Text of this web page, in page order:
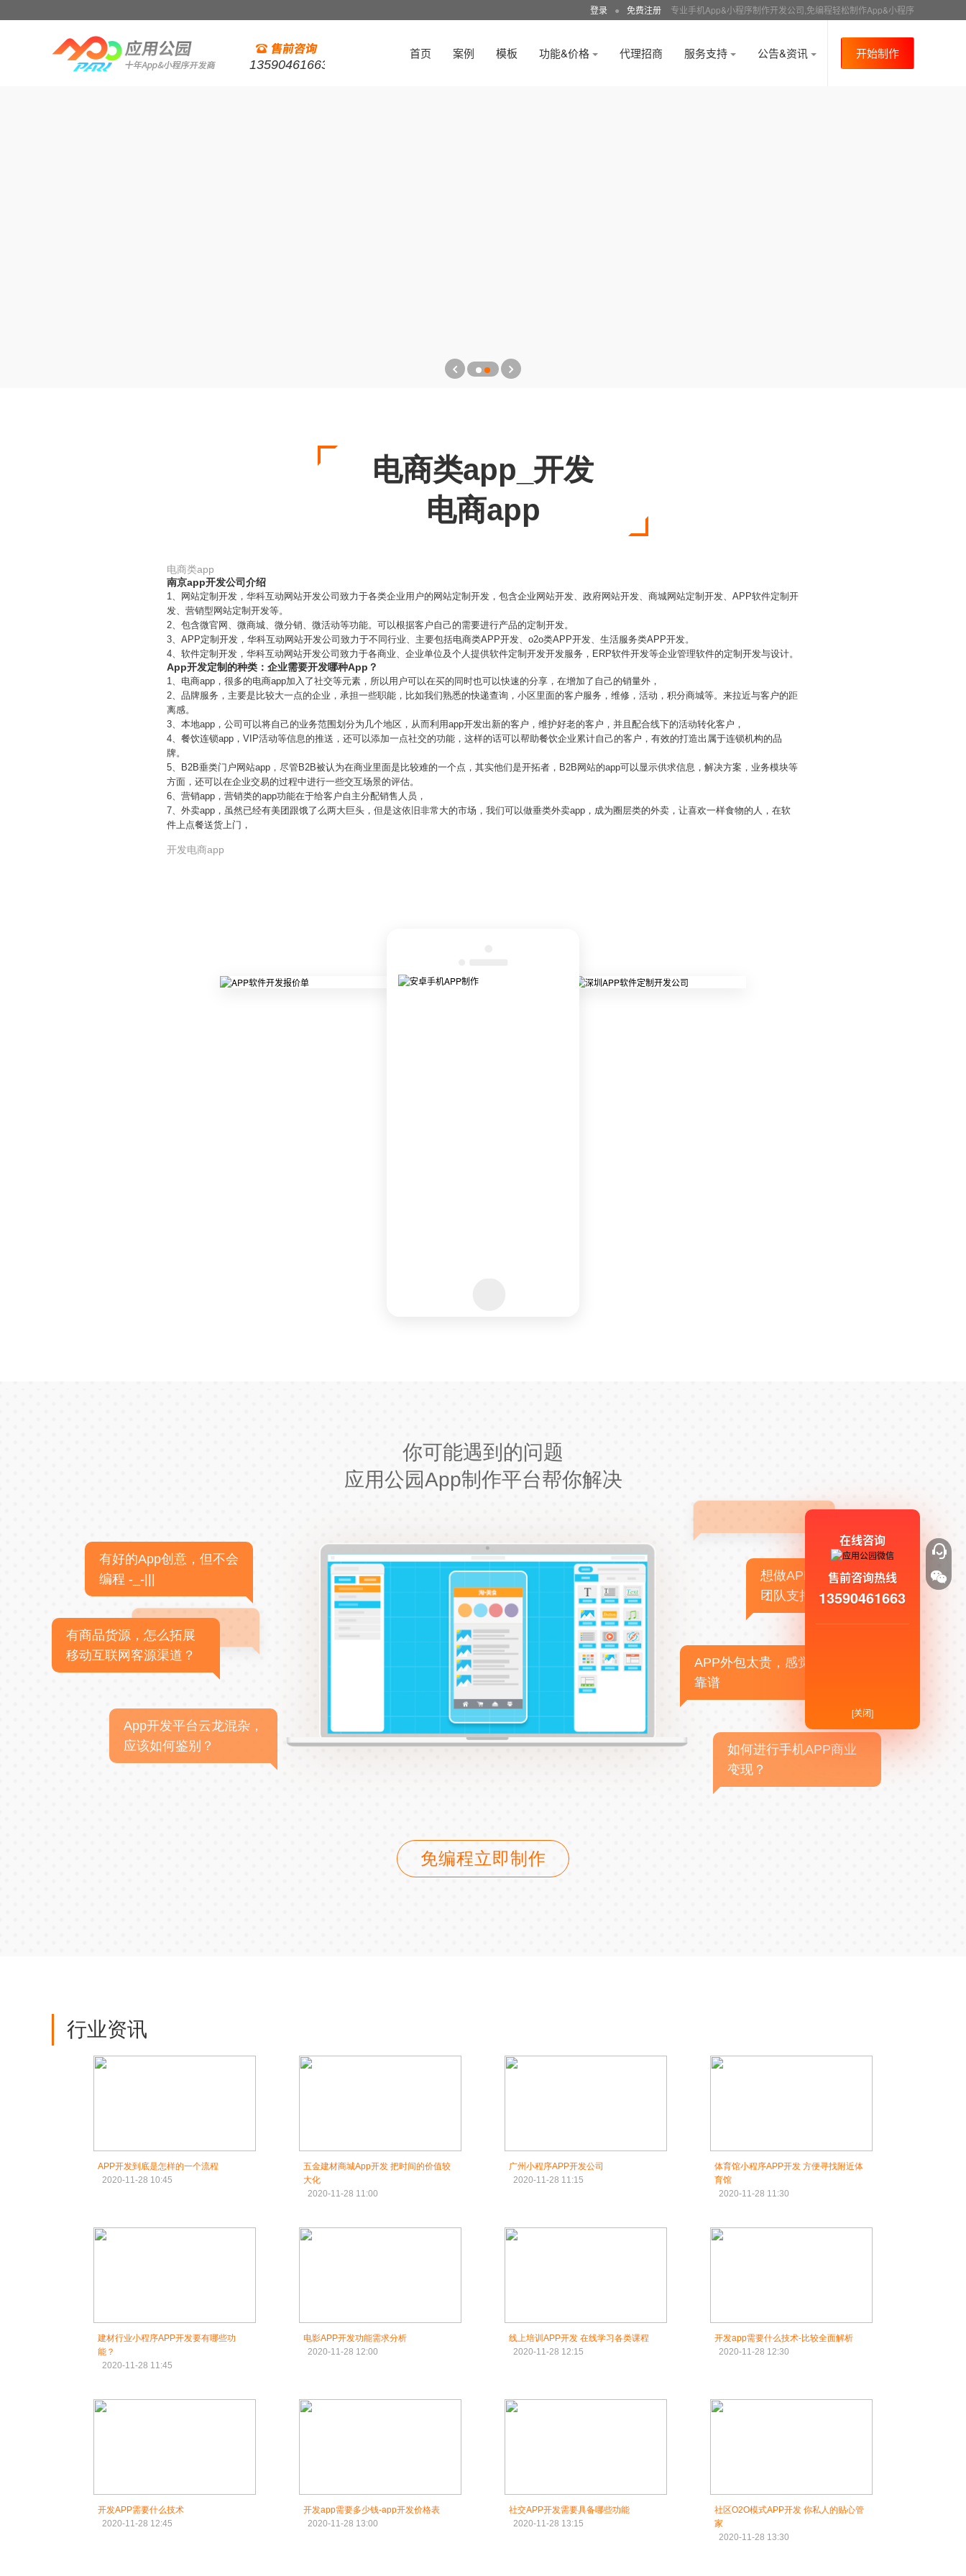
登录 ● 免费注册 专业手机App&小程序制作开发公司,免编程轻松制作App&小程序
13590461663
首页 案例 模板 功能&价格 代理招商 服务支持 公告&资讯 开始制作
电商类app_开发
电商app
电商类app
南京app开发公司介绍
1、网站定制开发，华科互动网站开发公司致力于各类企业用户的网站定制开发，包含企业网站开发、政府网站开发、商城网站定制开发、APP软件定制开
发、营销型网站定制开发等。
2、包含微官网、微商城、微分销、微活动等功能。可以根据客户自己的需要进行产品的定制开发。
3、APP定制开发，华科互动网站开发公司致力于不同行业、主要包括电商类APP开发、o2o类APP开发、生活服务类APP开发。
4、软件定制开发，华科互动网站开发公司致力于各商业、企业单位及个人提供软件定制开发开发服务，ERP软件开发等企业管理软件的定制开发与设计。
App开发定制的种类：企业需要开发哪种App？
1、电商app，很多的电商app加入了社交等元素，所以用户可以在买的同时也可以快速的分享，在增加了自己的销量外，
2、品牌服务，主要是比较大一点的企业，承担一些职能，比如我们熟悉的快递查询，小区里面的客户服务，维修，活动，积分商城等。来拉近与客户的距
离感。
3、本地app，公司可以将自己的业务范围划分为几个地区，从而利用app开发出新的客户，维护好老的客户，并且配合线下的活动转化客户，
4、餐饮连锁app，VIP活动等信息的推送，还可以添加一点社交的功能，这样的话可以帮助餐饮企业累计自己的客户，有效的打造出属于连锁机构的品
牌。
5、B2B垂类门户网站app，尽管B2B被认为在商业里面是比较难的一个点，其实他们是开拓者，B2B网站的app可以显示供求信息，解决方案，业务模块等
方面，还可以在企业交易的过程中进行一些交互场景的评估。
6、营销app，营销类的app功能在于给客户自主分配销售人员，
7、外卖app，虽然已经有美团跟饿了么两大巨头，但是这依旧非常大的市场，我们可以做垂类外卖app，成为圈层类的外卖，让喜欢一样食物的人，在软
件上点餐送货上门，
开发电商app
你可能遇到的问题
应用公园App制作平台帮你解决
有好的App创意，但不会
编程 -_-|||
有商品货源，怎么拓展
移动互联网客源渠道？
App开发平台云龙混杂，
应该如何鉴别？
想做APP，但没有技术
团队支持
APP外包太贵，感觉不
靠谱
如何进行手机APP商业
变现？
免编程立即制作
行业资讯
APP开发到底是怎样的一个流程
2020-11-28 10:45
五金建材商城App开发 把时间的价值较
大化
2020-11-28 11:00
广州小程序APP开发公司
2020-11-28 11:15
体育馆小程序APP开发 方便寻找附近体
育馆
2020-11-28 11:30
建材行业小程序APP开发要有哪些功
能？
2020-11-28 11:45
电影APP开发功能需求分析
2020-11-28 12:00
线上培训APP开发 在线学习各类课程
2020-11-28 12:15
开发app需要什么技术-比较全面解析
2020-11-28 12:30
开发APP需要什么技术
2020-11-28 12:45
开发app需要多少钱-app开发价格表
2020-11-28 13:00
社交APP开发需要具备哪些功能
2020-11-28 13:15
社区O2O模式APP开发 你私人的贴心管
家
2020-11-28 13:30
在线咨询
售前咨询热线
13590461663
[关闭]